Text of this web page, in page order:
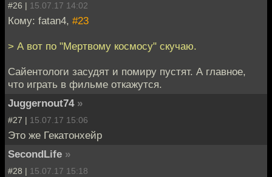
#26 | 15.07.17 14:02
Кому: fatan4, #23
> А вот по "Мертвому космосу" скучаю.
Сайентологи засудят и помиру пустят. А главное,
что играть в фильме откажутся.
Juggernout74 »
#27 | 15.07.17 15:06
Это же Гекатонхейр
SecondLife »
#28 | 15.07.17 15:18